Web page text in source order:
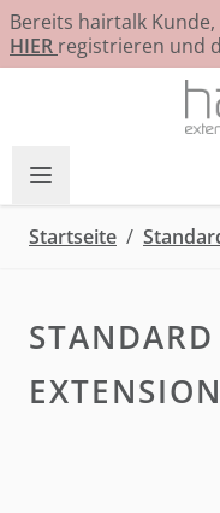
Bereits hairtalk
HIER registrieren und
Startseite /